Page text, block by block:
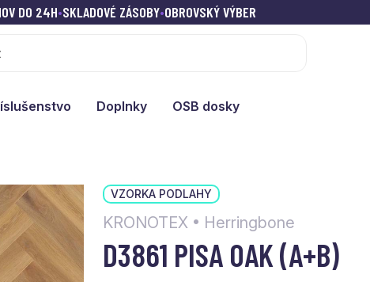
DO 24H•SKLADOVÉ ZÁSOBY•OBROVSKÝ VÝBER
Doplnky OSB dosky
VZORKA PODLAHY
KRONOTEX • Herringbone
D3861 PISA OAK (A+B)